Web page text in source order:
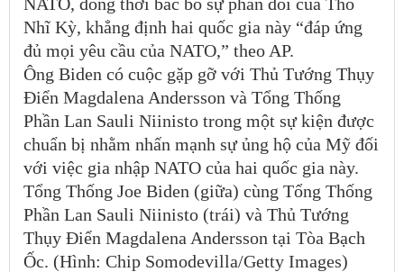
Nhĩ Kỳ, khẳng định hai quốc gia này “đáp ứng
đủ mọi yêu cầu của NATO,” theo AP.
Ông Biden có cuộc gặp gỡ với Thủ Tướng Thụy
Điển Magdalena Andersson và Tổng Thống
Phần Lan Sauli Niinisto trong một sự kiện được
chuẩn bị nhằm nhấn mạnh sự ủng hộ của Mỹ đối
với việc gia nhập NATO của hai quốc gia này.
Tổng Thống Joe Biden (giữa) cùng Tổng Thống
Phần Lan Sauli Niinisto (trái) và Thủ Tướng
Thụy Điển Magdalena Andersson tại Tòa Bạch
Ốc. (Hình: Chip Somodevilla/Getty Images)